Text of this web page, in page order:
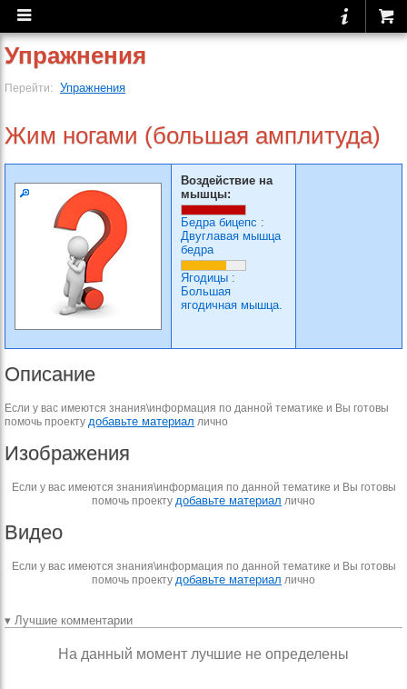
Упражнения
Перейти: Упражнения
Жим ногами (большая амплитуда)
Воздействие на
мышцы:
Бедра бицепс :
Двуглавая мышца
бедра
Ягодицы :
Большая
ягодичная мышца.
Описание
Если у вас имеются знания\информация по данной тематике и Вы готовы
помочь проекту добавьте материал лично
Изображения
Если у вас имеются знания\информация по данной тематике и Вы готовы
помочь проекту добавьте материал лично
Видео
Если у вас имеются знания\информация по данной тематике и Вы готовы
помочь проекту добавьте материал лично
▾ Лучшие комментарии
На данный момент лучшие не определены